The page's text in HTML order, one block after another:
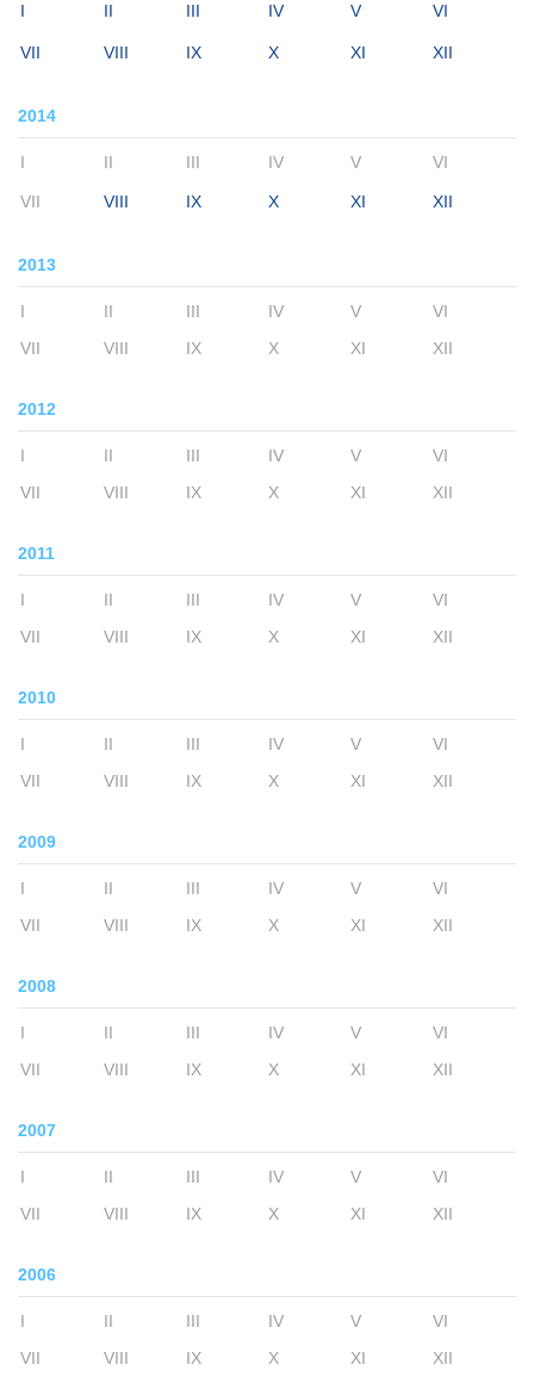
I II III IV V VI
VII VIII IX X XI XII
2014
I II III IV V VI
VII VIII IX X XI XII
2013
I II III IV V
VI
VII
VIII IX X XI XII
2012
I II III IV V
VI
VII
VIII IX X XI XII
2011
I II III IV V
VI
VII
VIII IX X XI XII
2010
I II III IV V
VI
VII
VIII IX X XI XII
2009
I II III IV V
VI
VII
VIII IX X XI XII
2008
I II III IV V
VI
VII
VIII IX X XI XII
2007
I II III IV V
VI
VII
VIII IX X XI XII
2006
I II III IV V
VI
VII
VIII IX X XI XII